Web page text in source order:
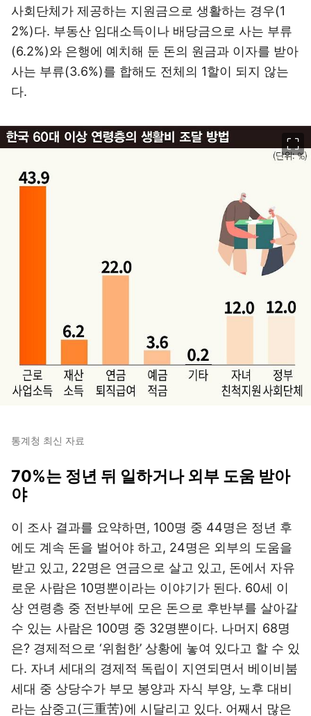
사회단체가 제공하는 지원금으로 생활하는 경우(1
2%)다. 부동산 임대소득이나 배당금으로 사는 부류
(6.2%)와 은행에 예치해 둔 돈의 원금과 이자를 받아
사는 부류(3.6%)를 합해도 전체의 1할이 되지 않는
다.
통계청 최신 자료
70%는 정년 뒤 일하거나 외부 도움 받아
야
이 조사 결과를 요약하면, 100명 중 44명은 정년 후
에도 계속 돈을 벌어야 하고, 24명은 외부의 도움을
받고 있고, 22명은 연금으로 살고 있고, 돈에서 자유
로운 사람은 10명뿐이라는 이야기가 된다. 60세 이
상 연령층 중 전반부에 모은 돈으로 후반부를 살아갈
수 있는 사람은 100명 중 32명뿐이다. 나머지 68명
은? 경제적으로 ‘위험한’ 상황에 놓여 있다고 할 수 있
다. 자녀 세대의 경제적 독립이 지연되면서 베이비붐
세대 중 상당수가 부모 봉양과 자식 부양, 노후 대비
라는 삼중고(三重苦)에 시달리고 있다. 어째서 많은